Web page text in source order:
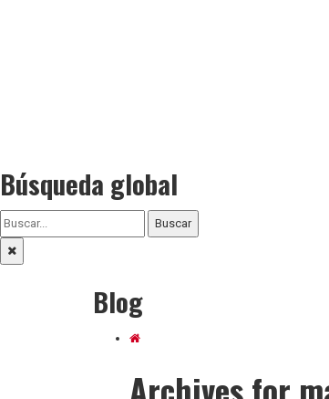
Búsqueda global
Buscar
Blog
Archives for